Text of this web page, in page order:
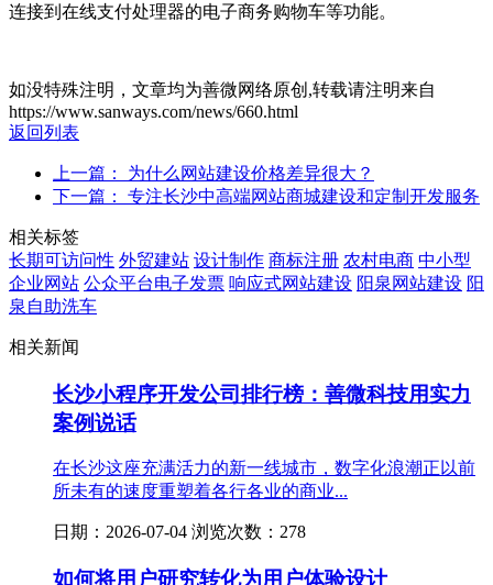
连接到在线支付处理器的电子商务购物车等功能。
如没特殊注明，文章均为善微网络原创,转载请注明来自
https://www.sanways.com/news/660.html
返回列表
上一篇： 为什么网站建设价格差异很大？
下一篇： 专注长沙中高端网站商城建设和定制开发服务
相关标签
长期可访问性 外贸建站 设计制作 商标注册 农村电商 中小型
企业网站 公众平台电子发票 响应式网站建设 阳泉网站建设 阳
泉自助洗车
相关新闻
长沙小程序开发公司排行榜：善微科技用实力
案例说话
在长沙这座充满活力的新一线城市，数字化浪潮正以前
所未有的速度重塑着各行各业的商业...
日期：2026-07-04 浏览次数：278
如何将用户研究转化为用户体验设计